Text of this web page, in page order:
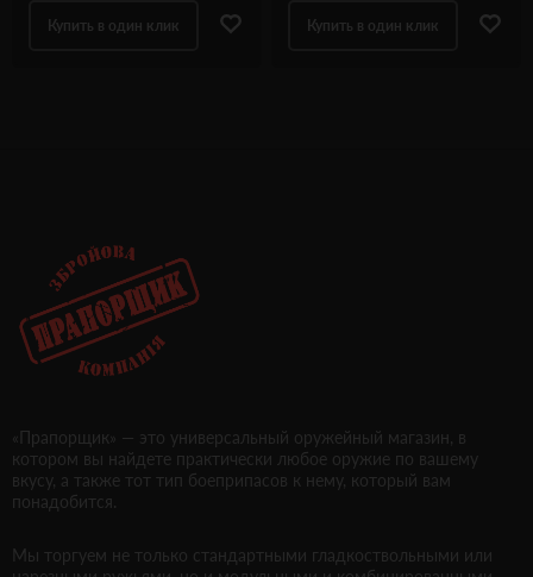
Купить в один клик Купить в один клик
«Прапорщик» — это универсальный оружейный магазин, в
котором вы найдете практически любое оружие по вашему
вкусу, а также тот тип боеприпасов к нему, который вам
понадобится.
Мы торгуем не только стандартными гладкоствольными или